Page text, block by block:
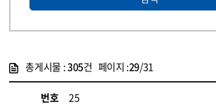
총게시물 :305건 페이지 :29/31
번호
25